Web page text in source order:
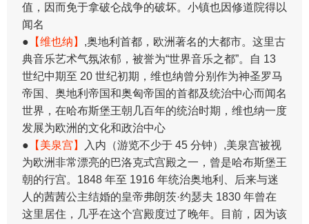
值，因而免于拿破仑战争的破坏。小镇也因修道院得以
闻名
● 【维也纳】 ,奥地利首都，欧洲著名的大都市。这里古
典音乐艺术气氛浓郁，被誉为“世界音乐之都”。自 13
世纪中期至 20 世纪初期，维也纳曾分别作为神圣罗马
帝国、奥地利帝国和奥匈帝国的首都及统治中心而闻名
世界，在哈布斯堡王朝几百年的统治时期，维也纳一度
发展为欧洲的文化和政治中心
● 【美泉宫】
入内（游览不少于 45 分钟）,美泉宫被视
为欧洲非常漂亮的巴洛克式宫殿之一，曾是哈布斯堡王
朝的行宫。1848 年至 1916 年统治奥地利、后来与迷
人的茜茜公主结婚的皇帝弗朗茨·约瑟夫 1830 年曾在
这里居住，几乎在这个宫殿度过了晚年。目前，因为该